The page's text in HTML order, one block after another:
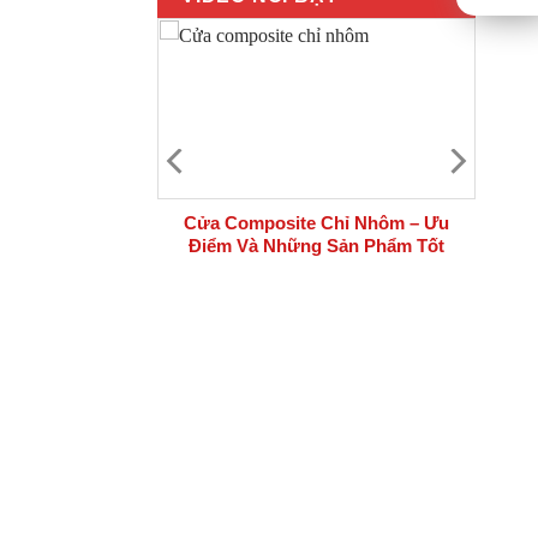
Cửa Composite Chỉ Nhôm – Ưu
Điểm Và Những Sản Phẩm Tốt